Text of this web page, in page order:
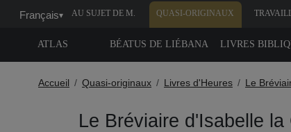
Français▾ AU SUJET DE M. QUASI-ORIGINAUX
ATLAS BÉATUS DE LIÉBANA LIVRES
Accueil Quasi-originaux Livres d'Heures Le
Le Bréviaire d'Isabelle la